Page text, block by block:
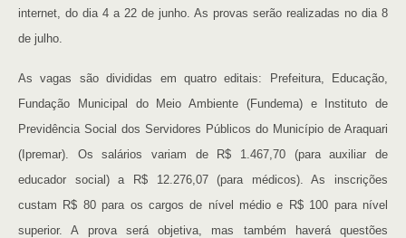
internet, do dia 4 a 22 de junho. As provas serão realizadas no dia 8
de julho.
As vagas são divididas em quatro editais: Prefeitura, Educação,
Fundação Municipal do Meio Ambiente (Fundema) e Instituto de
Previdência Social dos Servidores Públicos do Município de Araquari
(Ipremar). Os salários variam de R$ 1.467,70 (para auxiliar de
educador social) a R$ 12.276,07 (para médicos). As inscrições
custam R$ 80 para os cargos de nível médio e R$ 100 para nível
superior. A prova será objetiva, mas também haverá questões